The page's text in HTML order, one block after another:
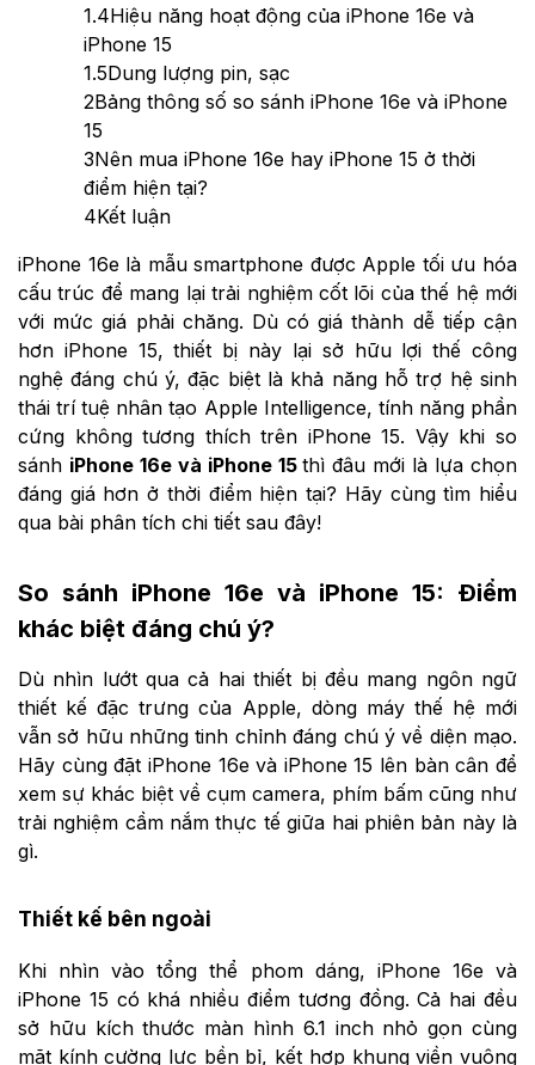
1.4Hiệu năng hoạt động của iPhone 16e và
iPhone 15
1.5Dung lượng pin, sạc
2Bảng thông số so sánh iPhone 16e và iPhone
15
3Nên mua iPhone 16e hay iPhone 15 ở thời
điểm hiện tại?
4Kết luận
iPhone 16e là mẫu smartphone được Apple tối ưu hóa
cấu trúc để mang lại trải nghiệm cốt lõi của thế hệ mới
với mức giá phải chăng. Dù có giá thành dễ tiếp cận
hơn iPhone 15, thiết bị này lại sở hữu lợi thế công
nghệ đáng chú ý, đặc biệt là khả năng hỗ trợ hệ sinh
thái trí tuệ nhân tạo Apple Intelligence, tính năng phần
cứng không tương thích trên iPhone 15. Vậy khi so
sánh iPhone 16e và iPhone 15thì đâu mới là lựa chọn
đáng giá hơn ở thời điểm hiện tại? Hãy cùng tìm hiểu
qua bài phân tích chi tiết sau đây!
So sánh iPhone 16e và iPhone 15: Điểm
khác biệt đáng chú ý?
Dù nhìn lướt qua cả hai thiết bị đều mang ngôn ngữ
thiết kế đặc trưng của Apple, dòng máy thế hệ mới
vẫn sở hữu những tinh chỉnh đáng chú ý về diện mạo.
Hãy cùng đặt iPhone 16e và iPhone 15 lên bàn cân để
xem sự khác biệt về cụm camera, phím bấm cũng như
trải nghiệm cầm nắm thực tế giữa hai phiên bản này là
gì.
Thiết kế bên ngoài
Khi nhìn vào tổng thể phom dáng, iPhone 16e và
iPhone 15 có khá nhiều điểm tương đồng. Cả hai đều
sở hữu kích thước màn hình 6.1 inch nhỏ gọn cùng
mặt kính cường lực bền bỉ, kết hợp khung viền vuông